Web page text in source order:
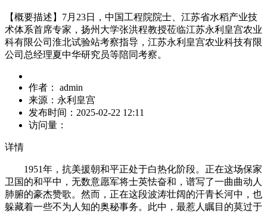
【概要描述】 7月23日，中国工程院院士、江苏省水稻产业技
术体系首席专家，扬州大学张洪程教授莅临江苏永利皇宫农业
科有限公司淮北试验站考察指导，江苏永利皇宫农业科技有限
公司总经理夏中华研究员等陪同考察。
作者：
admin
来源： 永利皇宫
发布时间： 2025-02-22 12:11
访问量：
详情
1951年，抗美援朝和平正处于白热化阶段。正在这场保家
卫国的和平中，无数意愿军将士英怯奋和，谱写了一曲曲动人
肺腑的豪杰赞歌。然而，正在这段波涛壮阔的汗青长河中，也
躲藏着一些不为人知的奥秘事务。此中，最惹人瞩目的莫过于